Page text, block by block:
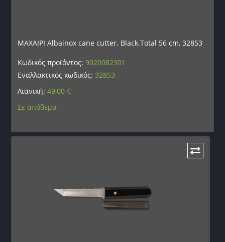
ΜΑΧΑΙΡΙ Albainox cane cutter. Black.Total 56 cm, 32853
Κωδικός προϊόντος:9020082301
Εναλλακτικός κωδικός: 32853
Λιανική:49,00€
Σε απόθεμα